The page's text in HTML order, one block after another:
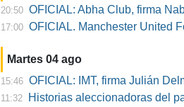
20:50 OFICIAL: Abha Club, firma
17:00 OFICIAL. Manchester United
Martes 04 ago
15:46 OFICIAL: IMT, firma Julián
11:32 Historias aleccionadoras del